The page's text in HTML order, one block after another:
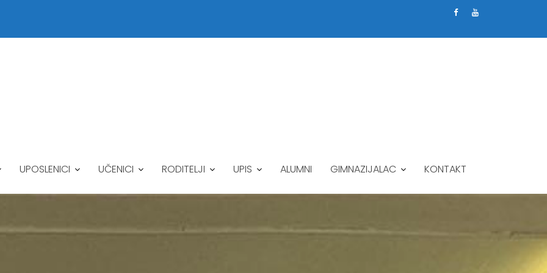
UPOSLENICI UČENICI RODITELJI UPIS ALUMNI GIMNAZIJALAC KONTAKT